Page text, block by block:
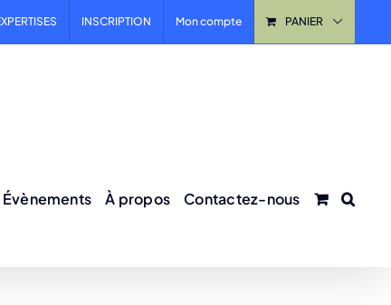
INSCRIPTION Mon compte PANIER
Évènements À propos Contactez-nous